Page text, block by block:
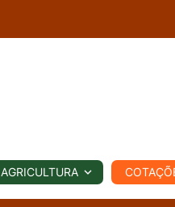
AGROTEMPO
AGRICULTURA